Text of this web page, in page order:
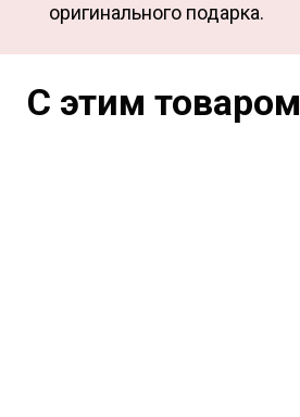
оригинального подарка.
С этим